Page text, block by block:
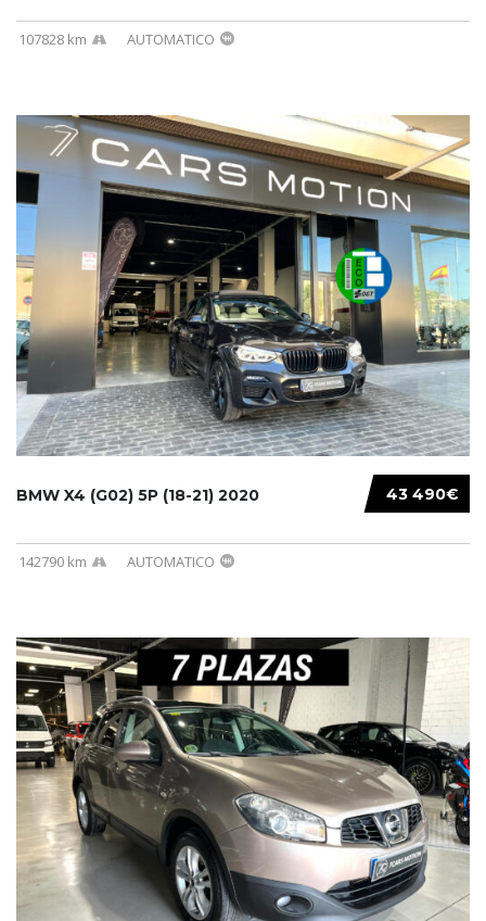
107828 km AUTOMATICO
43 490€
BMW X4 (G02) 5P (18-21) 2020
142790 km AUTOMATICO